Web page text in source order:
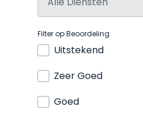
Filter op Beoordeling
Uitstekend
Zeer Goed
Goed